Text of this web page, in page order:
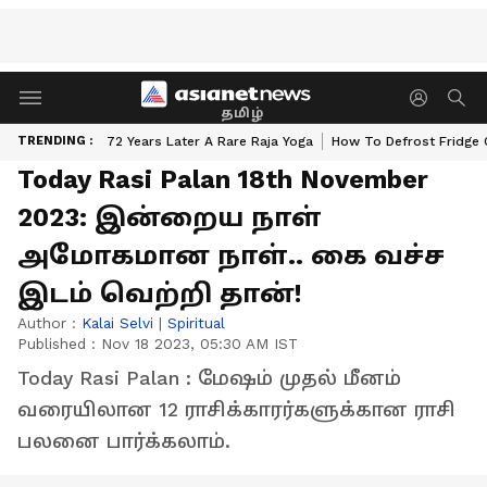
தமிழ்
TRENDING : 72 Years Later A Rare Raja Yoga How To Defrost Fridge
Today Rasi Palan 18th November
2023: இன்றைய நாள்
அமோகமான நாள்.. கை வச்ச
இடம் வெற்றி தான்!
Author : Kalai Selvi | Spiritual
Published : Nov 18 2023, 05:30 AM IST
Today Rasi Palan : மேஷம் முதல் மீனம்
வரையிலான 12 ராசிக்காரர்களுக்கான ராசி
பலனை பார்க்கலாம்.